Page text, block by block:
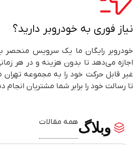
نیاز فوری به خودروبر دارید؟
خودروبر رایگان ما یک سرویس منحصر
اجازه می‌دهد تا بدون هزینه و در هر
غیر قابل حرکت خود را به مجموعه تهران
تا رسالت خود را برابر شما مشتریان انجام
وبلاگهمه مقالات